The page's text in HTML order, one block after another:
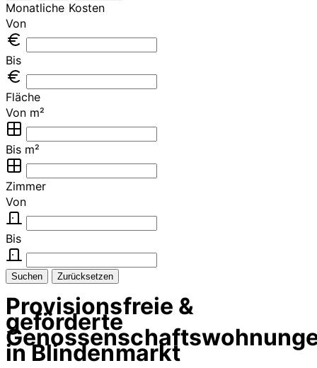
Monatliche Kosten
Von
Bis
Fläche
Von m²
Bis m²
Zimmer
Von
Bis
Suchen Zurücksetzen
Provisionsfreie &
geförderte
in Blindenmarkt